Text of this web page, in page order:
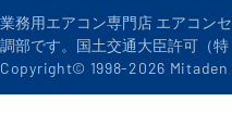
業務用エアコン専門店 エアコン
調部です。国土交通大臣許可（
Copyright© 1998-2026